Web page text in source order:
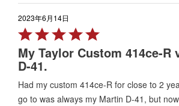
2023年6月14日
Rated
5
out
5
My Taylor Custom 414ce-R
D-41.
Had my custom 414ce-R for close to 2 years now.
go to was always my Martin D-41, but